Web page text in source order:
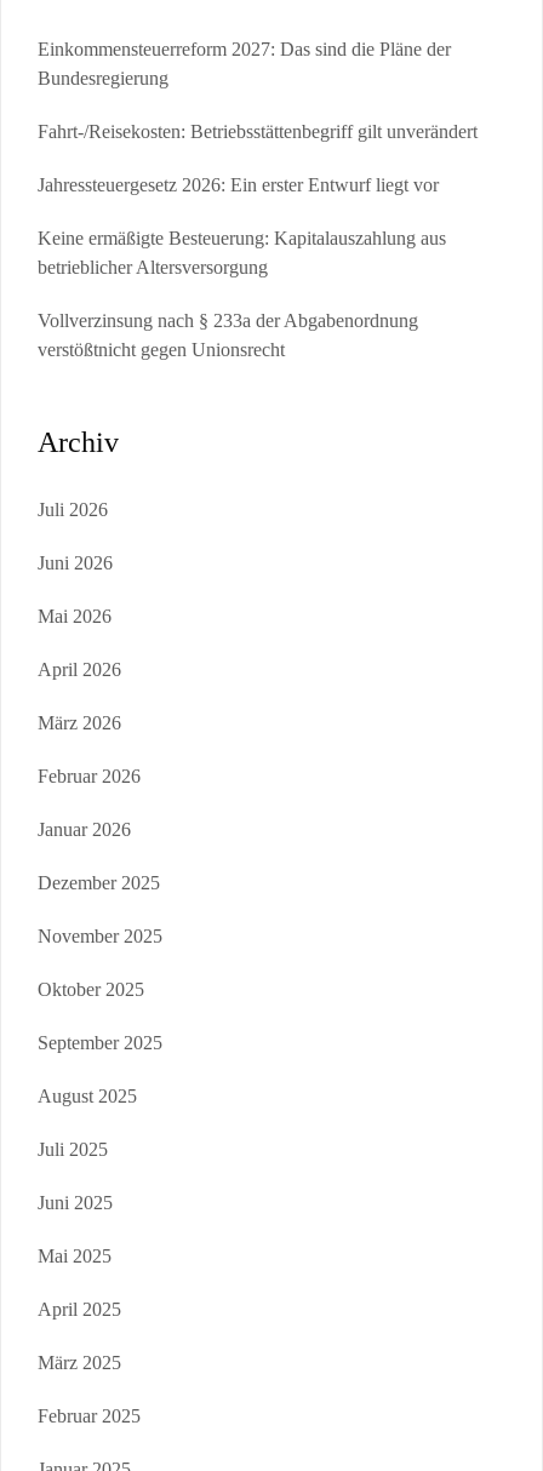
Einkommensteuerreform 2027: Das sind die Pläne der
Bundesregierung
Fahrt-/Reisekosten: Betriebsstättenbegriff gilt unverändert
Jahressteuergesetz 2026: Ein erster Entwurf liegt vor
Keine ermäßigte Besteuerung: Kapitalauszahlung aus
betrieblicher Altersversorgung
Vollverzinsung nach § 233a der Abgabenordnung
verstößtnicht gegen Unionsrecht
Archiv
Juli 2026
Juni 2026
Mai 2026
April 2026
März 2026
Februar 2026
Januar 2026
Dezember 2025
November 2025
Oktober 2025
September 2025
August 2025
Juli 2025
Juni 2025
Mai 2025
April 2025
März 2025
Februar 2025